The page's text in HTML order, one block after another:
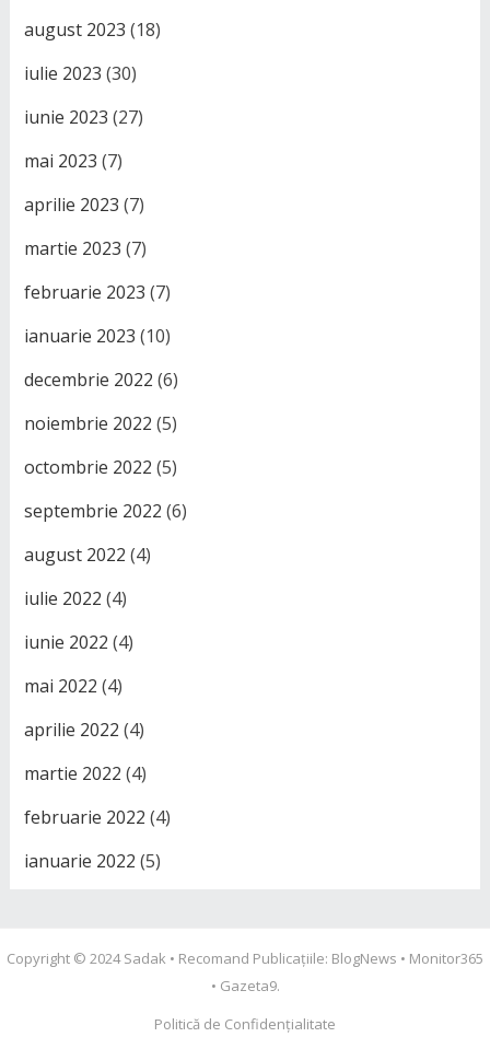
august 2023 (18)
iulie 2023 (30)
iunie 2023 (27)
mai 2023 (7)
aprilie 2023 (7)
martie 2023 (7)
februarie 2023 (7)
ianuarie 2023 (10)
decembrie 2022 (6)
noiembrie 2022 (5)
octombrie 2022 (5)
septembrie 2022 (6)
august 2022 (4)
iulie 2022 (4)
iunie 2022 (4)
mai 2022 (4)
aprilie 2022 (4)
martie 2022 (4)
februarie 2022 (4)
ianuarie 2022 (5)
Copyright © 2024Sadak • Recomand Publicațiile: BlogNews • Monitor365
• Gazeta9.
Politică de Confidențialitate